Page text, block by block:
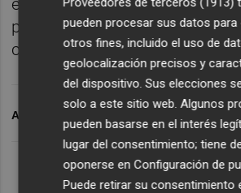
parte fundamental de nuestro
concluye Fuset.
ARCHIVADO EN INTELIGENCIA
pueden procesar sus datos
otros fines, incluido el uso de
geolocalización precisos y
del dispositivo. Sus elecciones
solo a este sitio web. Algunos
pueden basarse en el interés
lugar del consentimiento; tiene
oponerse enConfiguración de
Puede retirar su consentimiento